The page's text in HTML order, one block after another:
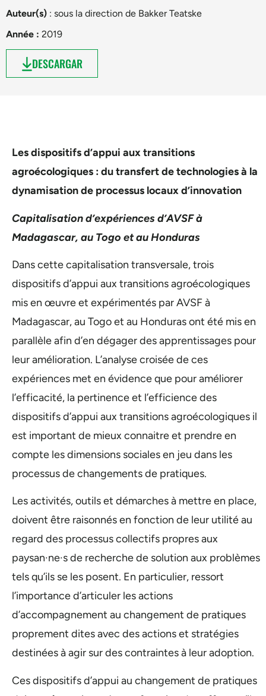
Auteur(s) : sous la direction de Bakker Teatske
Année : 2019
DESCARGAR
Les dispositifs d’appui aux transitions
agroécologiques : du transfert de technologies à la
dynamisation de processus locaux d’innovation
Capitalisation d’expériences d’AVSF à
Madagascar, au Togo et au Honduras
Dans cette capitalisation transversale, trois
dispositifs d’appui aux transitions agroécologiques
mis en œuvre et expérimentés par AVSF à
Madagascar, au Togo et au Honduras ont été mis en
parallèle afin d’en dégager des apprentissages pour
leur amélioration. L’analyse croisée de ces
expériences met en évidence que pour améliorer
l’efficacité, la pertinence et l’efficience des
dispositifs d’appui aux transitions agroécologiques il
est important de mieux connaitre et prendre en
compte les dimensions sociales en jeu dans les
processus de changements de pratiques.
Les activités, outils et démarches à mettre en place,
doivent être raisonnés en fonction de leur utilité au
regard des processus collectifs propres aux
paysan·ne·s de recherche de solution aux problèmes
tels qu’ils se les posent. En particulier, ressort
l’importance d’articuler les actions
d’accompagnement au changement de pratiques
proprement dites avec des actions et stratégies
destinées à agir sur des contraintes à leur adoption.
Ces dispositifs d’appui au changement de pratiques